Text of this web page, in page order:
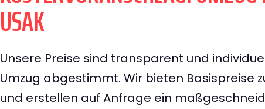
USAK
Unsere Preise sind transparent und
Umzug abgestimmt. Wir bieten Basispreise
und erstellen auf Anfrage ein